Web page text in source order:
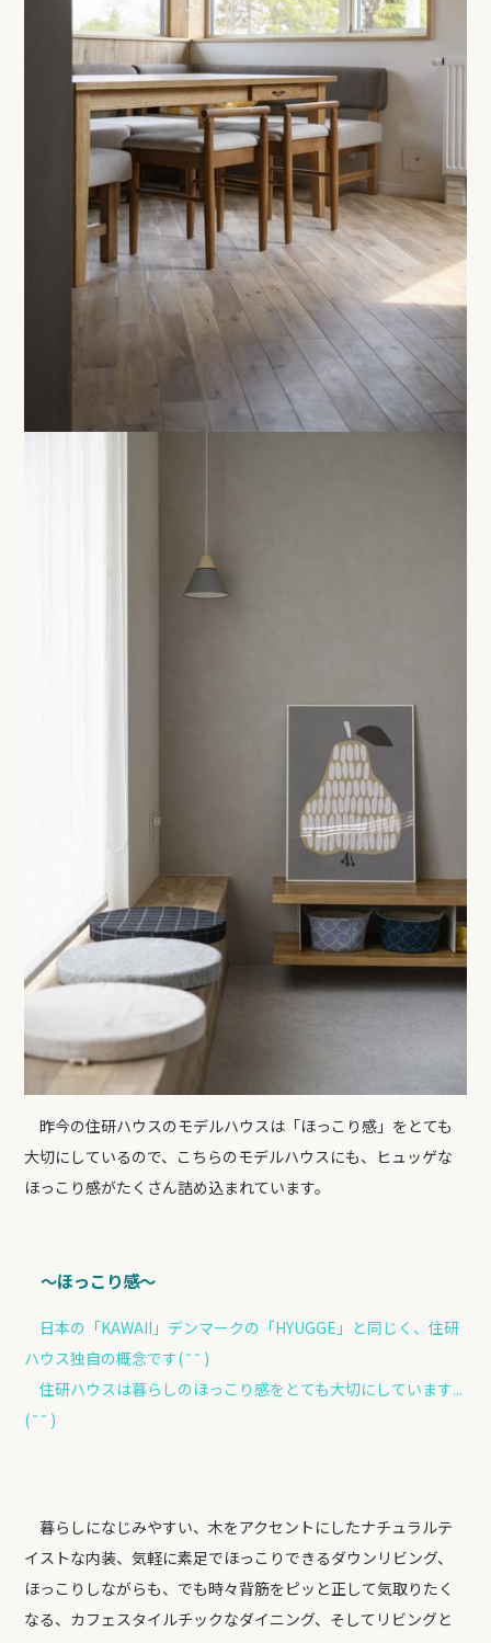
昨今の住研ハウスのモデルハウスは「ほっこり感」をとても
大切にしているので、こちらのモデルハウスにも、ヒュッゲな
ほっこり感がたくさん詰め込まれています。
〜ほっこり感〜
日本の「KAWAII」デンマークの「HYUGGE」と同じく、住研
ハウス独自の概念です( ˘ ˘ )
住研ハウスは暮らしのほっこり感をとても大切にしています...
( ˘ ˘ )
暮らしになじみやすい、木をアクセントにしたナチュラルテ
イストな内装、気軽に素足でほっこりできるダウンリビング、
ほっこりしながらも、でも時々背筋をピッと正して気取りたく
なる、カフェスタイルチックなダイニング、そしてリビングと